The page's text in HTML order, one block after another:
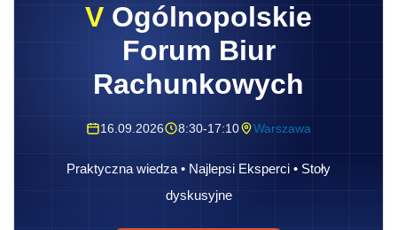
V Ogólnopolskie
Forum Biur
Rachunkowych
16.09.2026 8:30-17:10 Warszawa
Praktyczna wiedza • Najlepsi Eksperci • Stoły
dyskusyjne